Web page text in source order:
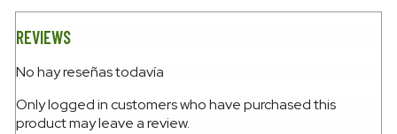
REVIEWS
No hay reseñas todavía
Only logged in customers who have purchased this
product may leave a review.